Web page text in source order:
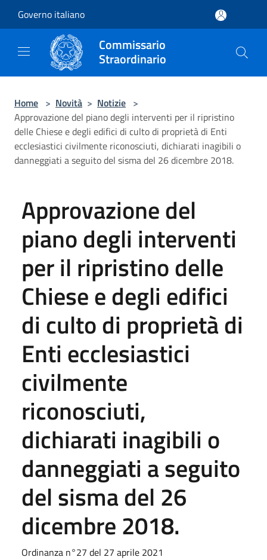
Governo italiano
Commissario
Straordinario
Home > Novità > Notizie >
Approvazione del piano degli interventi per il ripristino
delle Chiese e degli edifici di culto di proprietà di Enti
ecclesiastici civilmente riconosciuti, dichiarati inagibili o
danneggiati a seguito del sisma del 26 dicembre 2018.
Approvazione del
piano degli interventi
per il ripristino delle
Chiese e degli edifici
di culto di proprietà di
Enti ecclesiastici
civilmente
riconosciuti,
dichiarati inagibili o
danneggiati a seguito
del sisma del 26
dicembre 2018.
Ordinanza n°27 del 27 aprile 2021